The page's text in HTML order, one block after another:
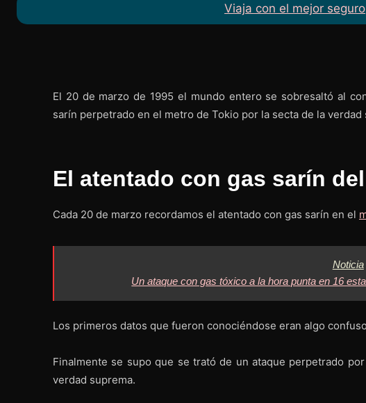
Viaja con el mejor seguro
El 20 de marzo de 1995 el mundo entero se sobresaltó al
sarín perpetrado en el metro de Tokio por la secta de la verdad
El atentado con gas sarín
Cada 20 de marzo recordamos el atentado con gas sarín en el
Noticia
Un ataque con gas tóxico a la hora punta en 16
Los primeros datos que fueron conociéndose eran algo
Finalmente se supo que se trató de un ataque perpetrado
verdad suprema.